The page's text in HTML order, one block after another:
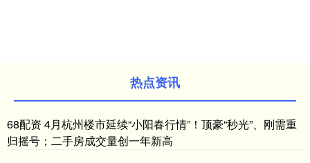
热点资讯
68配资 4月杭州楼市延续“小阳春行情”！顶豪“秒光”、刚需重
归摇号；二手房成交量创一年新高